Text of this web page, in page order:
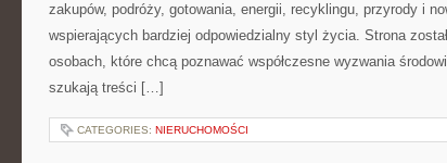
zakupów, podróży, gotowania, energii, recyklingu, przyrody i
wspierających bardziej odpowiedzialny styl życia. Strona
osobach, które chcą poznawać współczesne wyzwania
szukają treści […]
CATEGORIES: NIERUCHOMOŚCI